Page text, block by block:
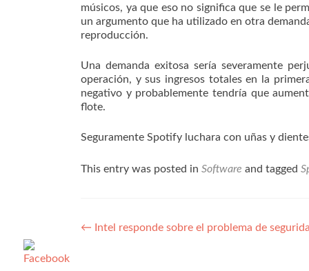
músicos, ya que eso no significa que se le
un argumento que ha utilizado en otra
reproducción.
Una demanda exitosa sería severamente
operación, y sus ingresos totales en la
negativo y probablemente tendría que
flote.
Seguramente Spotify luchara con uñas y
This entry was posted in Software and tagged
Navegación
← Intel responde sobre el problema de